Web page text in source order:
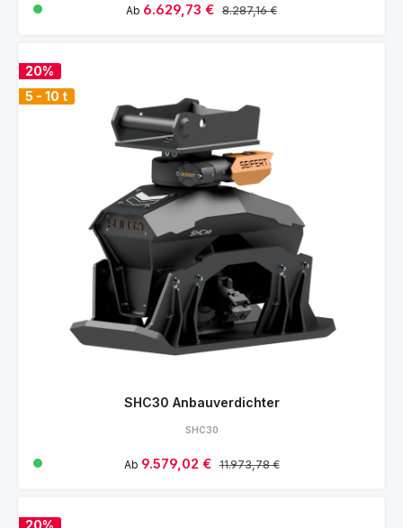
Verkaufspreis:
Ab 6.629,73 € Regulärer Preis:
8.287,16 €
20%
5 - 10 t
SHC30 Anbauverdichter
SHC30
Verkaufspreis:
Ab 9.579,02 € Regulärer Preis:
11.973,78 €